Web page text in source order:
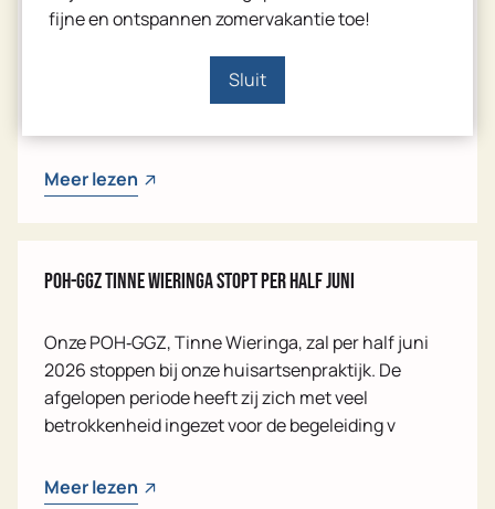
Van 27 juli tot en met 14 augustus werken wij met
een aangepaste openingstijden vanwege
vakantie. Heeft uw vraag geen spoed? Dan vragen
Meer lezen
POH-GGZ Tinne Wieringa stopt per half juni
Onze POH‑GGZ, Tinne Wieringa, zal per half juni
2026 stoppen bij onze huisartsenpraktijk. De
afgelopen periode heeft zij zich met veel
betrokkenheid ingezet voor de begeleiding v
Meer lezen
fijne en ontspannen zomervakantie toe!
Sluit